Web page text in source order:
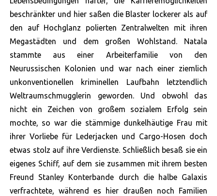
beschränkter und hier saßen die Blaster lockerer als auf
den auf Hochglanz polierten Zentralwelten mit ihren
Megastädten und dem großen Wohlstand. Natala
stammte aus einer Arbeiterfamilie von den
Neurussischen Kolonien und war nach einer ziemlich
unkonventionellen kriminellen Laufbahn letztendlich
Weltraumschmugglerin geworden. Und obwohl das
nicht ein Zeichen von großem sozialem Erfolg sein
mochte, so war die stämmige dunkelhäutige Frau mit
ihrer Vorliebe für Lederjacken und Cargo-Hosen doch
etwas stolz auf ihre Verdienste. Schließlich besaß sie ein
eigenes Schiff, auf dem sie zusammen mit ihrem besten
Freund Stanley Konterbande durch die halbe Galaxis
verfrachtete, während es hier draußen noch Familien